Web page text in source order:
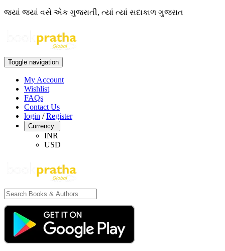
જ્યાં જ્યાં વસે એક ગુજરાતી, ત્યાં ત્યાં સદાકાળ ગુજરાત
Toggle navigation
My Account
Wishlist
FAQs
Contact Us
login /Register
Currency
INR
USD